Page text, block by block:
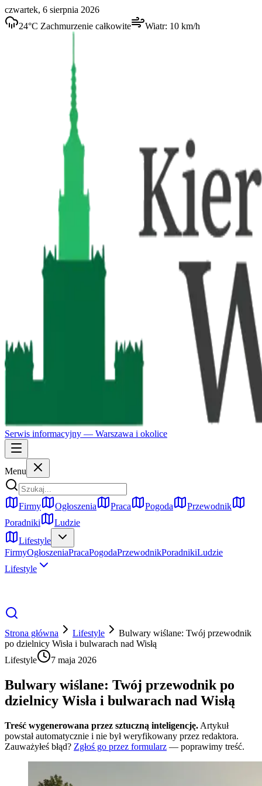
czwartek, 6 sierpnia 2026
24°C Zachmurzenie całkowite Wiatr: 10 km/h
Serwis informacyjny — Warszawa i okolice
Menu
Firmy Ogłoszenia Praca Pogoda
Przewodnik
Poradniki
Ludzie
Lifestyle
FirmyOgłoszeniaPracaPogodaPrzewodnikPoradnikiLudzie
Lifestyle
Strona główna Lifestyle
Bulwary wiślane: Twój przewodnik
po dzielnicy Wisła i bulwarach nad Wisłą
Lifestyle
7 maja 2026
Bulwary wiślane: Twój przewodnik po
dzielnicy Wisła i bulwarach nad Wisłą
Treść wygenerowana przez sztuczną inteligencję. Artykuł
powstał automatycznie i nie był weryfikowany przez redaktora.
Zauważyłeś błąd? Zgłoś go przez formularz — poprawimy treść.